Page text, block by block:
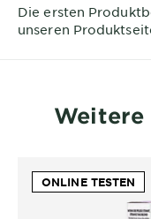
Die ersten
unseren
ONLINE TESTEN